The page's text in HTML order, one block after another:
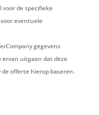
de specifieke
eventuele
gegevens
uitgaan dat deze
offerte hierop baseren.